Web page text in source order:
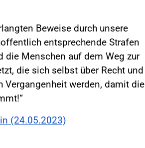
Beweise durch unsere
entsprechende Strafen
die Menschen auf dem Weg zur
die sich selbst über Recht und
Vergangenheit werden, damit die
(24.05.2023)